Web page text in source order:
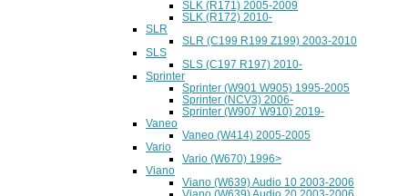
SLK (R171) 2005-2009
SLK (R172) 2010-
SLR
SLR (C199 R199 Z199) 2003-2010
SLS
SLS (C197 R197) 2010-
Sprinter
Sprinter (W901 W905) 1995-2005
Sprinter (NCV3) 2006-
Sprinter (W907 W910) 2019-
Vaneo
Vaneo (W414) 2005-2005
Vario
Vario (W670) 1996>
Viano
Viano (W639) Audio 10 2003-2006
Viano (W639) Audio 20 2003-2006